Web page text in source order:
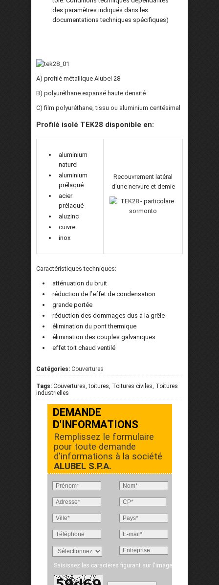
des paramètres indiqués dans les
documentations techniques spécifiques)
A) profilé métallique Alubel 28
B) polyuréthane expansé haute densité
C) film polyuréthane, tissu ou aluminium centésimal
Profilé isolé TEK28 disponible en:
aluminium
naturel
aluminium
prélaqué
acier
prélaqué
aluzinc
cuivre
inox
Recouvrement latéral
d’une nervure et demie
Caractéristiques techniques:
atténuation du bruit
réduction de l’effet de condensation
grande portée
réduction des dommages dus à la grêle
élimination du pont thermique
élimination des couples galvaniques
effet toit chaud ventilé
Catégories: Couvertures
Tags: Couvertures, toitures, Toitures civiles, Toitures
industrielles
DEMANDE
D'INFORMATIONS
Remplissez le formulaire
pour toute demande
d'informations à la société
ALUBEL S.P.A.
Saisissez les caractères figurant sur l'image